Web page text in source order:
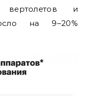
вертолетов и
на 9–20%